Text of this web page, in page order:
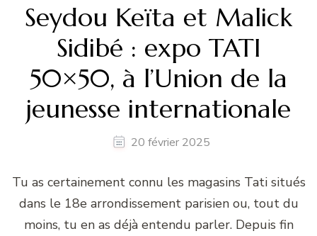
Seydou Keïta et Malick
Sidibé : expo TATI
50×50, à l’Union de la
jeunesse internationale
20 février 2025
Tu as certainement connu les magasins Tati situés
dans le 18e arrondissement parisien ou, tout du
moins, tu en as déjà entendu parler. Depuis fin